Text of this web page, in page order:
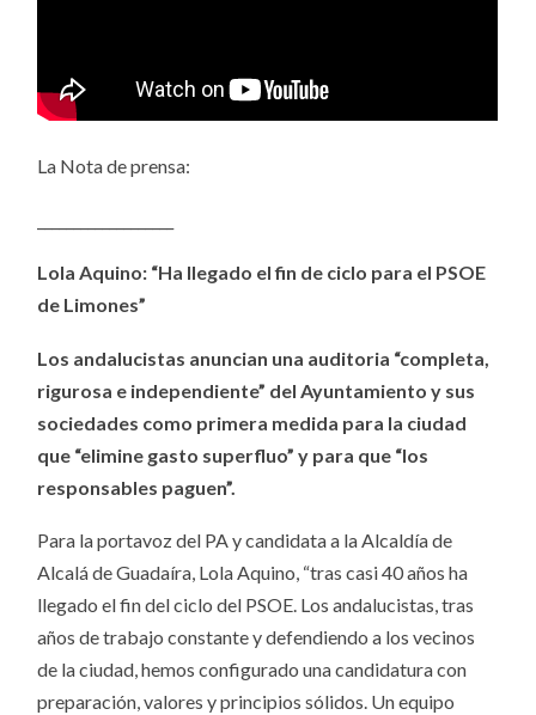
La Nota de prensa:
Lola Aquino: “Ha llegado el fin de ciclo para el PSOE
de Limones”
Los andalucistas anuncian una auditoria “completa,
rigurosa e independiente” del Ayuntamiento y sus
sociedades como primera medida para la ciudad
que “elimine gasto superfluo” y para que “los
responsables paguen”.
Para la portavoz del PA y candidata a la Alcaldía de
Alcalá de Guadaíra, Lola Aquino, “tras casi 40 años ha
llegado el fin del ciclo del PSOE. Los andalucistas, tras
años de trabajo constante y defendiendo a los vecinos
de la ciudad, hemos configurado una candidatura con
preparación, valores y principios sólidos. Un equipo